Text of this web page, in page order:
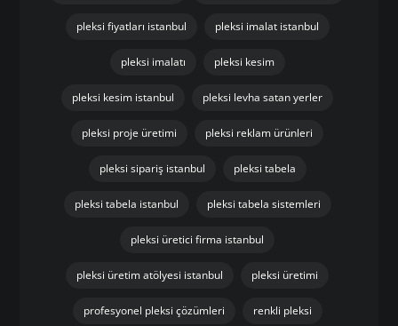
pleksi fiyatları istanbul pleksi imalat istanbul
pleksi imalatı pleksi kesim
pleksi kesim istanbul pleksi levha satan yerler
pleksi proje üretimi pleksi reklam ürünleri
pleksi sipariş istanbul pleksi tabela
pleksi tabela istanbul pleksi tabela sistemleri
pleksi üretici firma istanbul
pleksi üretim atölyesi istanbul pleksi üretimi
profesyonel pleksi çözümleri renkli pleksi